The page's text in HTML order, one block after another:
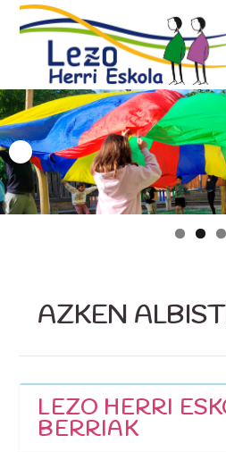
AZKEN
LEZO HERRI
BERRIAK